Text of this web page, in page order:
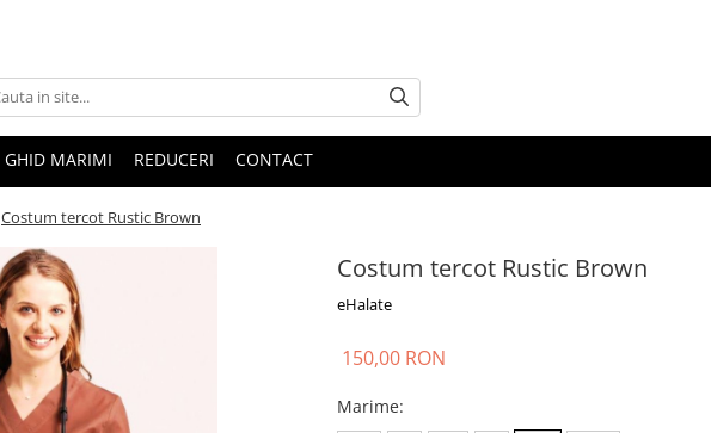
GHID MARIMI REDUCERI CONTACT
Costum tercot Rustic Brown
Costum tercot Rustic Brown
eHalate
150,00 RON
Marime: